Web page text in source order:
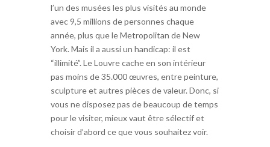
l’un des musées les plus visités au monde
avec 9,5 millions de personnes chaque
année, plus que le Metropolitan de New
York. Mais il a aussi un handicap: il est
“illimité”. Le Louvre cache en son intérieur
pas moins de 35.000 œuvres, entre peinture,
sculpture et autres pièces de valeur. Donc, si
vous ne disposez pas de beaucoup de temps
pour le visiter, mieux vaut être sélectif et
choisir d’abord ce que vous souhaitez voir.